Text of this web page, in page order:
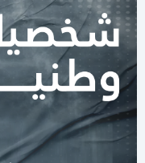
11:42 صباحا
صحيفة: نيابة رام الله
النتشة
03:37 مساءاً
لليوم الثاني.. الاحتلال
01:59 مساءاً